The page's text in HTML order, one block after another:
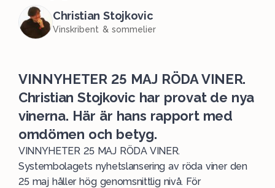
Christian Stojkovic
Vinskribent & sommelier
VINNYHETER 25 MAJ RÖDA VINER.
Christian Stojkovic har provat de nya
vinerna. Här är hans rapport med
omdömen och betyg.
VINNYHETER 25 MAJ RÖDA VINER.
Systembolagets nyhetslansering av röda viner den
25 maj håller hög genomsnittlig nivå. För